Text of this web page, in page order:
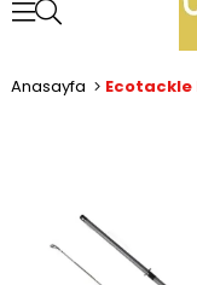
Anasayfa Ecotackle